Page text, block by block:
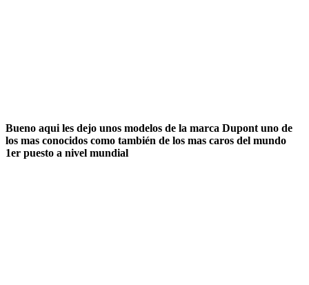
Bueno aqui les dejo unos modelos de la marca Dupont uno de
los mas conocidos como también de los mas caros del mundo
1er puesto a nivel mundial